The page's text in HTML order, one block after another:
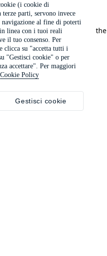
has occurred (see the
information).
(i cookie di
parti, servono invece
al fine di poterti
linea con i tuoi reali
il tuo consenso. Per
clicca su "accetta tutti i
"Gestisci cookie" o per
accettare". Per maggiori
Cookie Policy
Gestisci cookie